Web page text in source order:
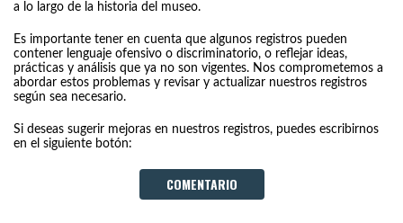
a lo largo de la historia del museo.
Es importante tener en cuenta que algunos registros pueden
contener lenguaje ofensivo o discriminatorio, o reflejar ideas,
prácticas y análisis que ya no son vigentes. Nos comprometemos a
abordar estos problemas y revisar y actualizar nuestros registros
según sea necesario.
Si deseas sugerir mejoras en nuestros registros, puedes escribirnos
en el siguiente botón:
COMENTARIO